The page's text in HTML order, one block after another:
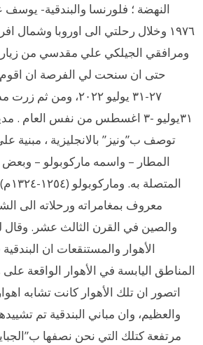
النهضة ؛ فلورنسا والبندقية-
١٩٧٦ وخلال رحلتي الى اوروبا وشمال
ومرافقي الجيلكي علي مقدسي من زيارة
حتى ان سنحت لي الفرصة ان اقوم
٢٧-٣١ يوليو ٢٠٢٢، ومن
٣١يوليو -٣ اغسطس من نفس العام .
توصف ب”ونيز” بالانجليزية ، مبنية
المطار – واسمه ماركوبولو – وبعض
معروف بمغامراته ورحلاته الى
والصين في القرن الثالث عشر.
الأهوار والمستنقعات ان
المناطق اليابسة في الأهوار الواقعة
اتصور ان تلك الأهوار كانت تشابه
والعظيم، وان مباني البندقية تم
مرتفعة كتلك التي نحن نصفها